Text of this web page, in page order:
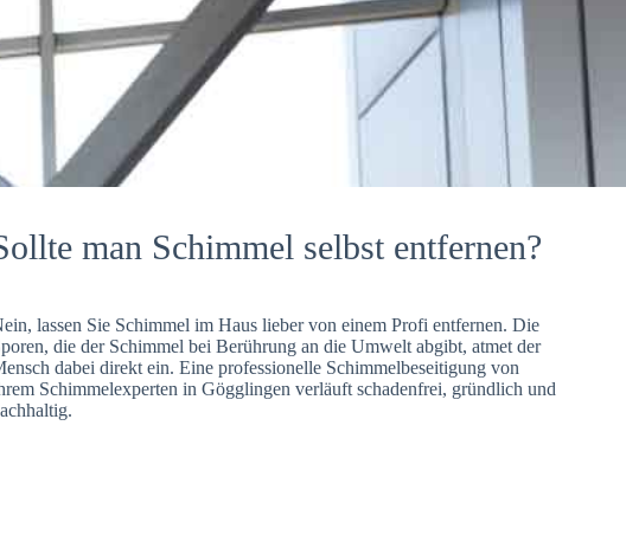
man Schimmel selbst entfernen?
lassen Sie Schimmel im Haus lieber von einem Profi entfernen. Die
die der Schimmel bei Berührung an die Umwelt abgibt, atmet der
dabei direkt ein. Eine professionelle Schimmelbeseitigung von
Schimmelexperten in Gögglingen verläuft schadenfrei, gründlich und